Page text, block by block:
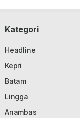
Kategori
Headline
Kepri
Batam
Lingga
Anambas